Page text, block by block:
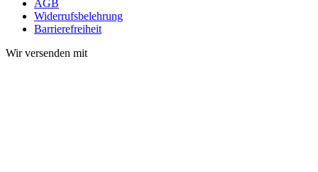
AGB
Widerrufsbelehrung
Barrierefreiheit
Wir versenden mit